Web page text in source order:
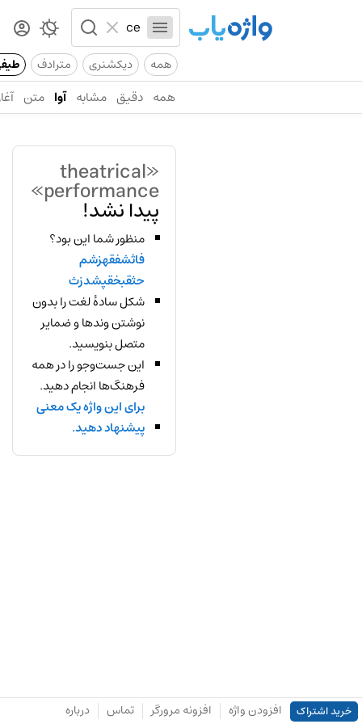
همه دیکشنری مترادف
همه دقیق مشابه آوا متن
«theatrical
performance»
پیدا نشد!
منظور شما این بود؟
فاثشفقهزشم
حثقبخقپشدزث
شکل سادهٔ لغت را بدون
نوشتن وندها و ضمایر
متصل بنویسید.
این جست‌وجو را در همه
فرهنگ‌ها انجام دهید.
برای این واژه یک معنی
پیشنهاد دهید.
خرید اشتراک افزودن واژه افزونه مرورگر تماس درباره